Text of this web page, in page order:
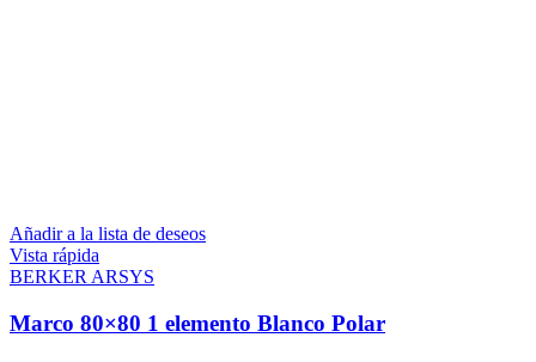
Añadir a la lista de deseos
Vista rápida
BERKER ARSYS
Marco 80×80 1 elemento Blanco Polar